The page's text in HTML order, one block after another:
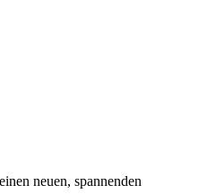
neuen, spannenden